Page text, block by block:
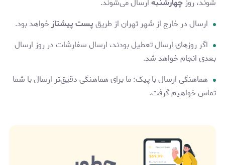
ارسال در خارج از شهر تهران از طریقپست پیشتازخواهد بود.
اگر روزهای ارسال تعطیل بودند، ارسال سفارشات در روز ارسال
بعدی انجام خواهد شد.
هماهنگی ارسال با پیک: ما برای هماهنگی دقیق‌تر ارسال با شما
تماس خواهیم گرفت.